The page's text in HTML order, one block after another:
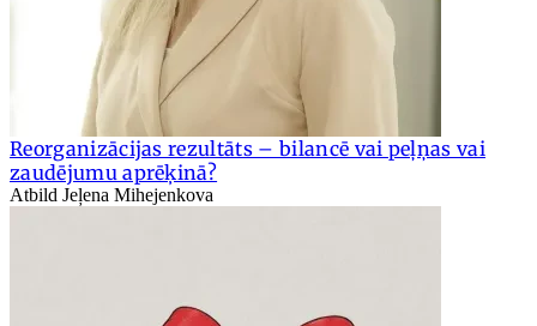
Reorganizācijas rezultāts – bilancē vai peļņas vai
zaudējumu aprēķinā?
Atbild Jeļena Mihejenkova